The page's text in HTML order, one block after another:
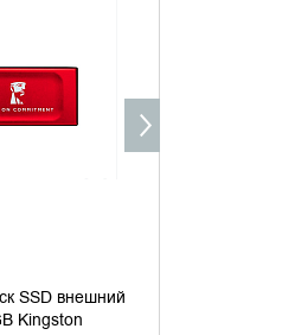
SSD внешний
Kingston